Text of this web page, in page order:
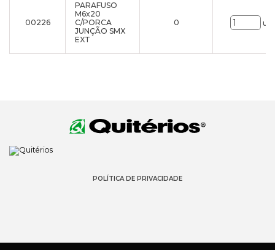
00226
PARAFUSO
M6x20
C/PORCA
JUNÇÃO SMX
EXT
0
POLÍTICA DE PRIVACIDADE